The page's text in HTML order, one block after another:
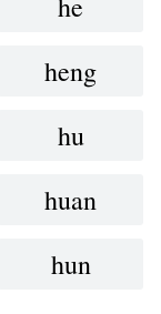
heng
hu
huan
hun